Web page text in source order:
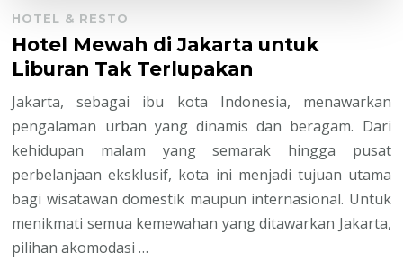
HOTEL & RESTO
Hotel Mewah di Jakarta untuk
Liburan Tak Terlupakan
Jakarta, sebagai ibu kota Indonesia, menawarkan
pengalaman urban yang dinamis dan beragam. Dari
kehidupan malam yang semarak hingga pusat
perbelanjaan eksklusif, kota ini menjadi tujuan utama
bagi wisatawan domestik maupun internasional. Untuk
menikmati semua kemewahan yang ditawarkan Jakarta,
pilihan akomodasi …